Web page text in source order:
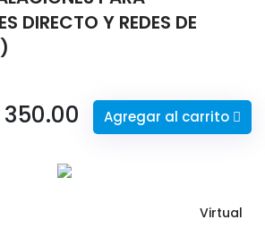
DIRECTO Y REDES DE
Agregar al carrito
Virtual